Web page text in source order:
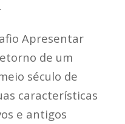
Apresentar
de um
século de
características
e antigos